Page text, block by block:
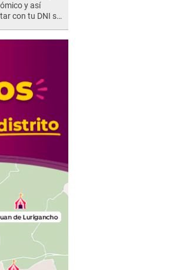
y así
con tu DNI si